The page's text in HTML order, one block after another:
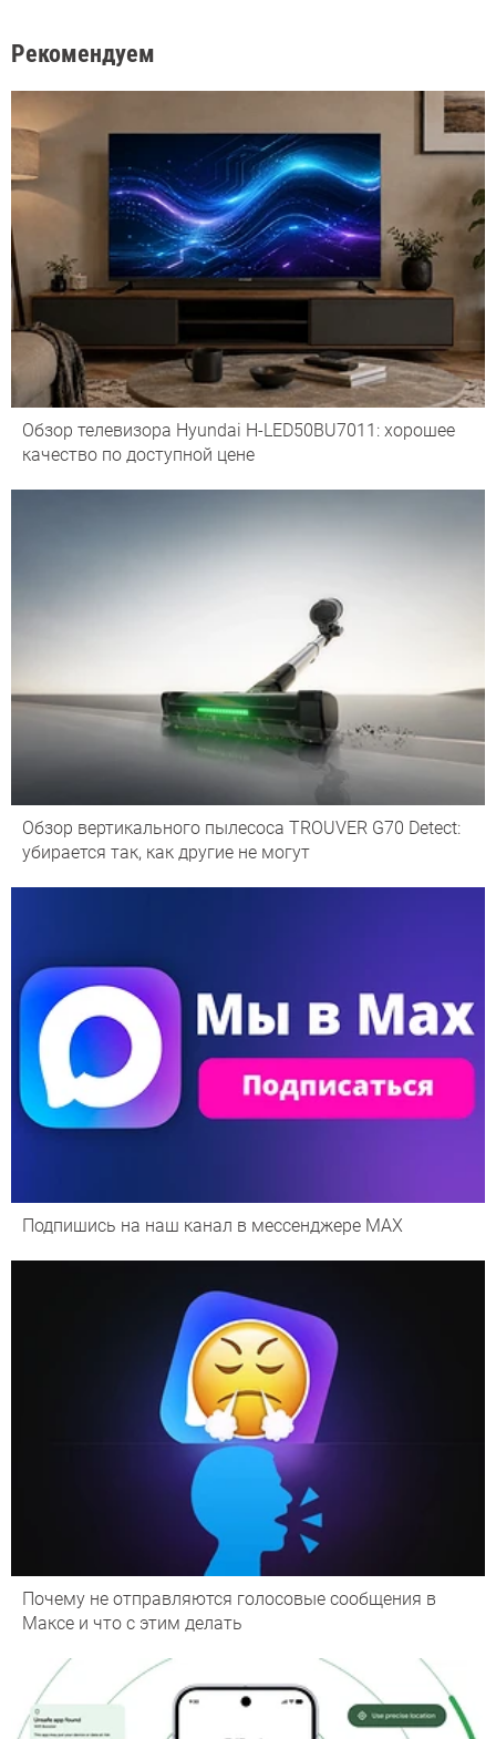
Рекомендуем
Обзор телевизора Hyundai H-LED50BU7011: хорошее
качество по доступной цене
Обзор вертикального пылесоса TROUVER G70 Detect:
убирается так, как другие не могут
Подпишись на наш канал в мессенджере МАХ
Почему не отправляются голосовые сообщения в
Максе и что с этим делать